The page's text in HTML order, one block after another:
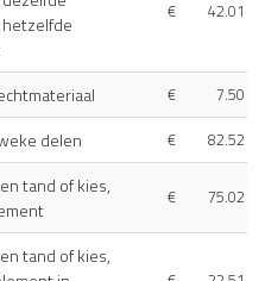
€ 42.01
€ 7.50
delen € 82.52
tand of kies,
€ 75.02
tand of kies,